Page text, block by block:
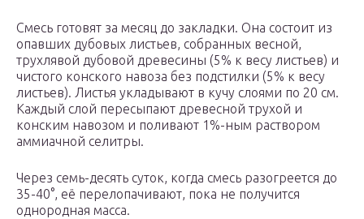
Смесь готовят за месяц до закладки. Она состоит из
опавших дубовых листьев, собранных весной,
трухлявой дубовой древесины (5% к весу листьев) и
чистого конского навоза без подстилки (5% к весу
листьев). Листья укладывают в кучу слоями по 20 см.
Каждый слой пересыпают древесной трухой и
конским навозом и поливают 1%-ным раствором
аммиачной селитры.
Через семь-десять суток, когда смесь разогреется до
35-40°, её перелопачивают, пока не получится
однородная масса.